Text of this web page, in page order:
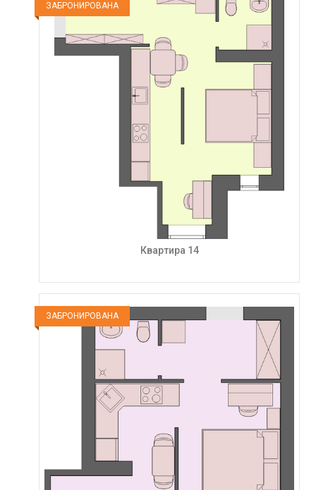
ЗАБРОНИРОВАНА
Квартира 14
ЗАБРОНИРОВАНА